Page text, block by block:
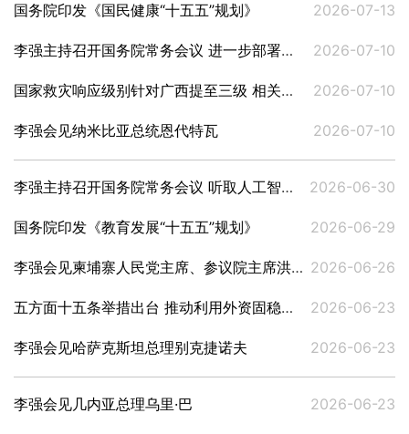
国务院印发《国民健康“十五五”规划》 2026-07-13
李强主持召开国务院常务会议 进一步部署防汛抗洪救灾工作等 2026-07-10
国家救灾响应级别针对广西提至三级 相关部门持续部署重点地区防汛防台风工作 2026-07-10
李强会见纳米比亚总统恩代特瓦 2026-07-10
李强主持召开国务院常务会议 听取人工智能发展情况汇报等 2026-06-30
国务院印发《教育发展“十五五”规划》 2026-06-29
李强会见柬埔寨人民党主席、参议院主席洪森 2026-06-26
五方面十五条举措出台 推动利用外资固稳促优 2026-06-23
李强会见哈萨克斯坦总理别克捷诺夫 2026-06-23
李强会见几内亚总理乌里·巴 2026-06-23